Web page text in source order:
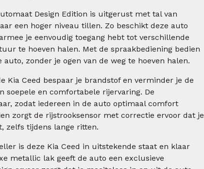
Design Edition is uitgerust met tal van
een hoger niveau tillen. Zo beschikt deze auto
je eenvoudig toegang hebt tot verschillende
te hoeven halen. Met de spraakbediening bedien
zonder je ogen van de weg te hoeven halen.
Kia Ceed bespaar je brandstof en verminder je de
soepele en comfortabele rijervaring. De
zodat iedereen in de auto optimaal comfort
zorgt de rijstrooksensor met correctie ervoor dat je
zelfs tijdens lange ritten.
is deze Kia Ceed in uitstekende staat en klaar
metallic lak geeft de auto een exclusieve